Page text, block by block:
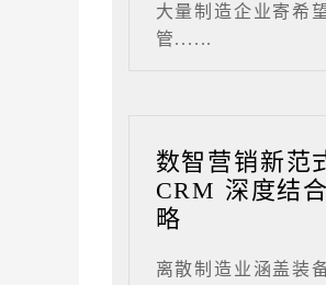
大量制造企业寄希
管......
数智营销新范
CRM 深度结
略
离散制造业涵盖装